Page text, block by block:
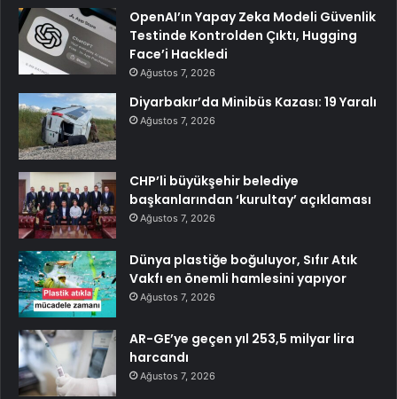
OpenAI’ın Yapay Zeka Modeli Güvenlik
Testinde Kontrolden Çıktı, Hugging
Face’i Hackledi
Ağustos 7, 2026
Diyarbakır’da Minibüs Kazası: 19 Yaralı
Ağustos 7, 2026
CHP’li büyükşehir belediye
başkanlarından ‘kurultay’ açıklaması
Ağustos 7, 2026
Dünya plastiğe boğuluyor, Sıfır Atık
Vakfı en önemli hamlesini yapıyor
Ağustos 7, 2026
AR-GE’ye geçen yıl 253,5 milyar lira
harcandı
Ağustos 7, 2026